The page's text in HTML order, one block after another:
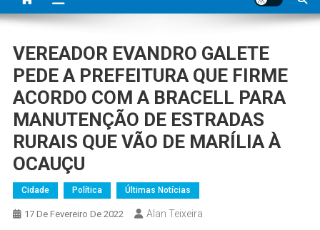
VEREADOR EVANDRO GALETE
PEDE A PREFEITURA QUE FIRME
ACORDO COM A BRACELL PARA
MANUTENÇÃO DE ESTRADAS
RURAIS QUE VÃO DE MARÍLIA À
OCAUÇU
Cidade Política Últimas Notícias
17 De Fevereiro De 2022 Alan Teixeira